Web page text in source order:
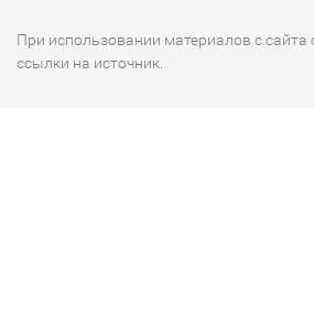
При использовании материалов с
ссылки на источник.